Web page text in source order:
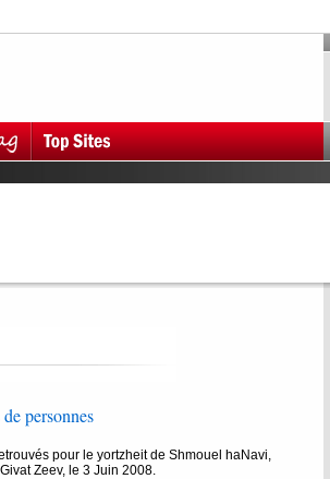
personnes
pour le yortzheit de Shmouel haNavi,
Zeev, le 3 Juin 2008.